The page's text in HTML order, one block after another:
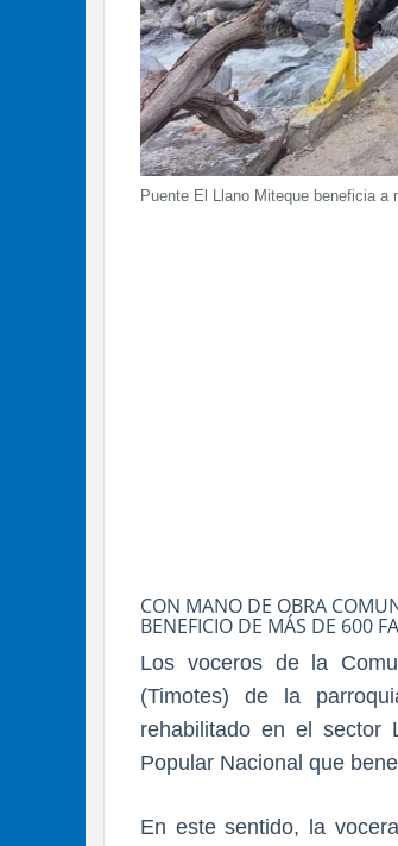
Puente El Llano Miteque beneficia
CON MANO DE OBRA
BENEFICIO DE MÁS DE 600
Los voceros de la
(Timotes) de la
rehabilitado en el sector
Popular Nacional que
En este sentido, la